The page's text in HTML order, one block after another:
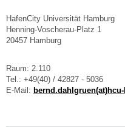
HafenCity Universität Hamburg
Henning-Voscherau-Platz 1
20457 Hamburg
Raum: 2.110
Tel.: +49(40) / 42827 - 5036
E-Mail: